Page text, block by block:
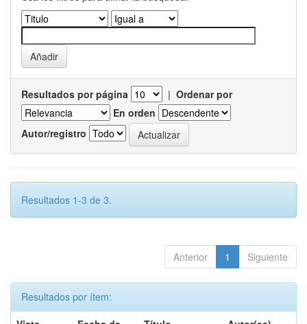
Resultados por página | Ordenar por
En orden
Autor/registro
Resultados 1-3 de 3.
Anterior 1 Siguiente
Resultados por ítem: